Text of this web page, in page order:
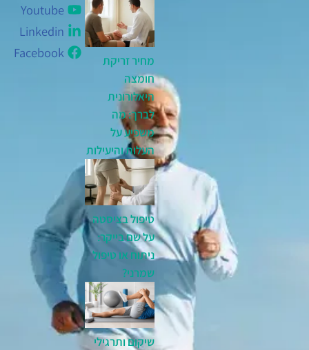
מחיר זריקת
חומצה
היאלורונית
לברך: מה
משפיע על
העלות והיעילות
טיפול בציסטה
על שם בייקר:
ניתוח או טיפול
שמרני?
שיקום ותרגילי
Youtube
Linkedin
Facebook